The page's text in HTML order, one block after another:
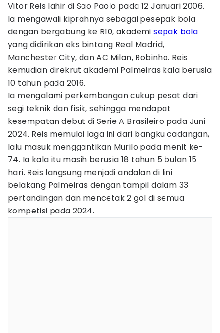
Vitor Reis lahir di Sao Paolo pada 12 Januari 2006.
Ia mengawali kiprahnya sebagai pesepak bola
dengan bergabung ke R10, akademisepak bola
yang didirikan eks bintang Real Madrid,
Manchester City, dan AC Milan, Robinho. Reis
kemudian direkrut akademi Palmeiras kala berusia
10 tahun pada 2016.
Ia mengalami perkembangan cukup pesat dari
segi teknik dan fisik, sehingga mendapat
kesempatan debut di Serie A Brasileiro pada Juni
2024. Reis memulai laga ini dari bangku cadangan,
lalu masuk menggantikan Murilo pada menit ke-
74. Ia kala itu masih berusia 18 tahun 5 bulan 15
hari. Reis langsung menjadi andalan di lini
belakang Palmeiras dengan tampil dalam 33
pertandingan dan mencetak 2 gol di semua
kompetisi pada 2024.